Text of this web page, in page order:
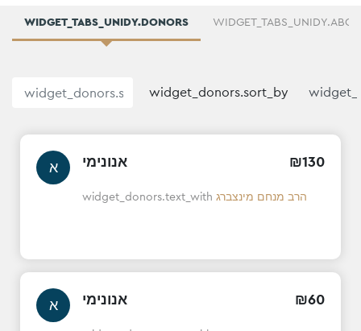
WIDGET_TABS_UNIDY.DONORS
widget_donors.sort_by
א אנונימי ₪130
widget_donors.text_with הרב מנחם מינצברג
א אנונימי ₪60